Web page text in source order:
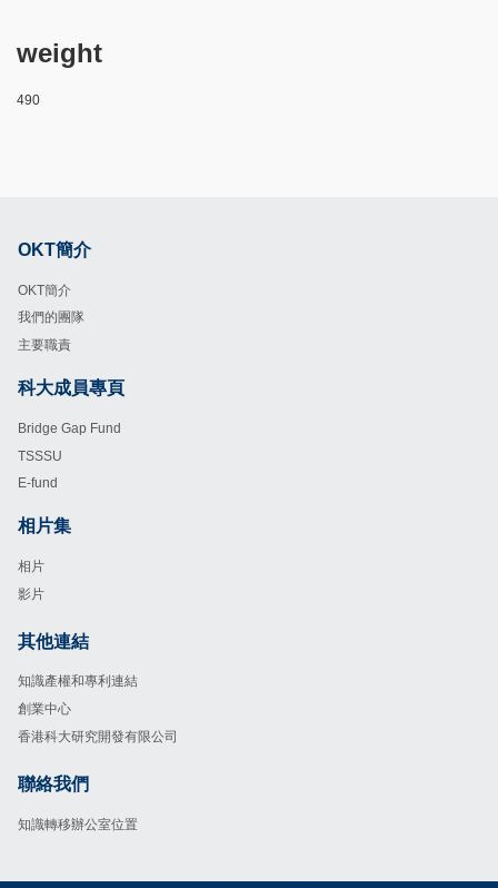
weight
490
Footer
OKT簡介
OKT簡介
我們的團隊
主要職責
Footer
科大成員專頁
Bridge Gap Fund
TSSSU
E-fund
相片集
相片
影片
Footer
其他連結
知識產權和專利連結
創業中心
香港科大研究開發有限公司
Footer
聯絡我們
知識轉移辦公室位置